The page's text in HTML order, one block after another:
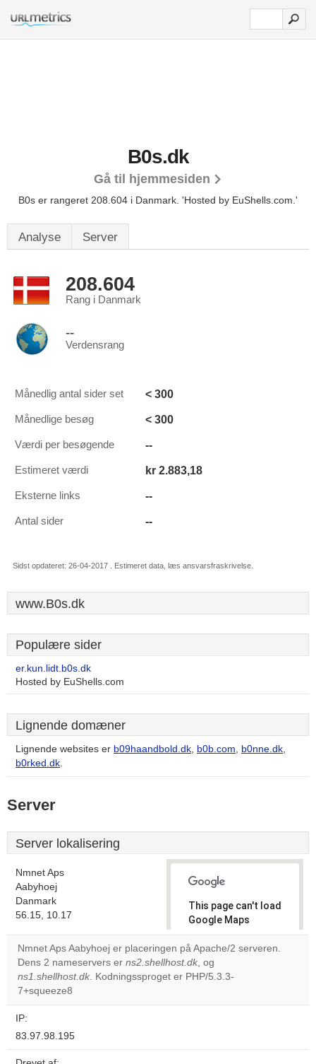
B0s.dk
Gå til hjemmesiden
B0s er rangeret 208.604 i Danmark. 'Hosted by EuShells.com.'
Analyse Server
208.604
Rang i Danmark
--
Verdensrang
Månedlig antal sider set < 300
Månedlige besøg < 300
Værdi per besøgende --
Estimeret værdi kr 2.883,18
Eksterne links --
Antal sider --
Sidst opdateret: 26-04-2017 . Estimeret data, læs ansvarsfraskrivelse.
www.B0s.dk
Populære sider
er.kun.lidt.b0s.dk
Hosted by EuShells.com
Lignende domæner
Lignende websites er b09haandbold.dk, b0b.com, b0nne.dk,
b0rked.dk.
Server
Server lokalisering
Nmnet Aps
Aabyhoej
Danmark
56.15, 10.17
This page can't load
Google Maps
correctly.
Do you
own this
Nmnet Aps Aabyhoej er placeringen på Apache/2 serveren.
Dens 2 nameservers er ns2.shellhost.dk, og
ns1.shellhost.dk. Kodningssproget er PHP/5.3.3-
7+squeeze8
IP:
83.97.98.195